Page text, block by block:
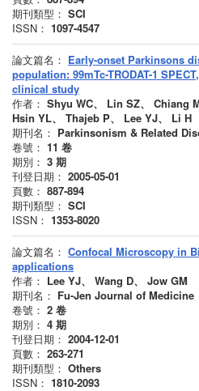
期刊類型： SCI
ISSN： 1097-4547
論文篇名： Early-onset Parkinsons
population: 99mTc-TRODAT-1
clinical study
作者： Shyu WC、 Lin SZ、 Chiang
Hsin YL、 Thajeb P、 Lee YJ、 Li H
期刊名： Parkinsonism & Related
卷號： 11 卷
期別： 3 期
刊登日期： 2005-05-01
頁數： 887-894
期刊類型： SCI
ISSN： 1353-8020
論文篇名： Confocal Microscopy in
applications
作者： Lee YJ、 Wang D、 Jow GM
期刊名： Fu-Jen Journal of Medicine
卷號： 2 卷
期別： 4 期
刊登日期： 2004-12-01
頁數： 263-271
期刊類型： Others
ISSN： 1810-2093